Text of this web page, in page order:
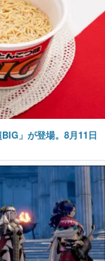
」が登場。8月11日